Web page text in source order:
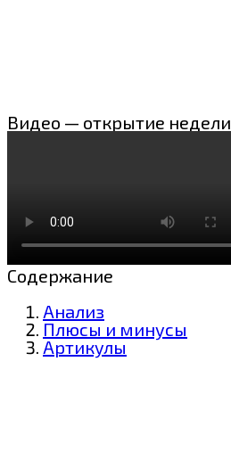
Видео — открытие недели
Содержание
Анализ
Плюсы и минусы
Артикулы